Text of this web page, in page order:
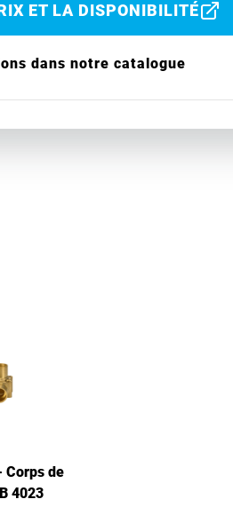
ET LA DISPONIBILITÉ
dans notre catalogue
Corps de
4023